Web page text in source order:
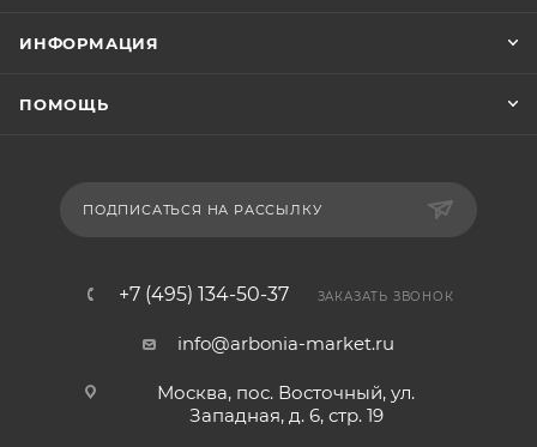
ИНФОРМАЦИЯ
ПОМОЩЬ
ПОДПИСАТЬСЯ НА РАССЫЛКУ
+7 (495) 134-50-37 ЗАКАЗАТЬ ЗВОНОК
info@arbonia-market.ru
Москва, пос. Восточный, ул.
Западная, д. 6, стр. 19